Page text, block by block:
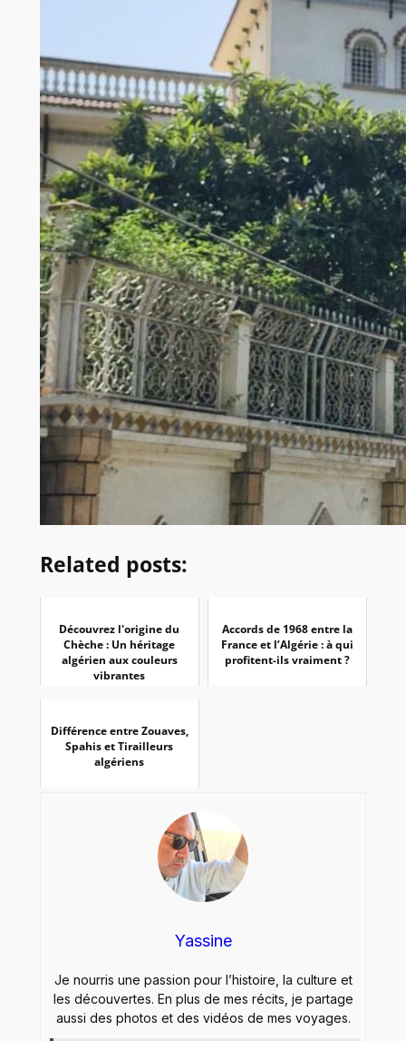
Related posts:
Découvrez l'origine du
Chèche : Un héritage
algérien aux couleurs
vibrantes
Accords de 1968 entre la
France et l’Algérie : à qui
profitent-ils vraiment ?
Différence entre Zouaves,
Spahis et Tirailleurs
algériens
Yassine
Je nourris une passion pour l’histoire, la culture et
les découvertes. En plus de mes récits, je partage
aussi des photos et des vidéos de mes voyages.